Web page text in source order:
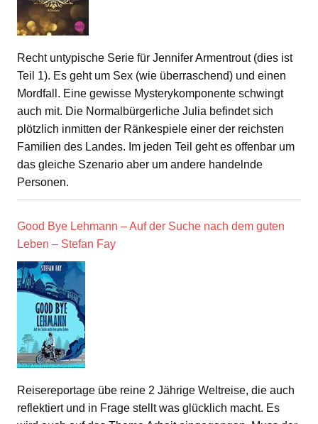
Recht untypische Serie für Jennifer Armentrout (dies ist
Teil 1). Es geht um Sex (wie überraschend) und einen
Mordfall. Eine gewisse Mysterykomponente schwingt
auch mit. Die Normalbürgerliche Julia befindet sich
plötzlich inmitten der Ränkespiele einer der reichsten
Familien des Landes. Im jeden Teil geht es offenbar um
das gleiche Szenario aber um andere handelnde
Personen.
Good Bye Lehmann – Auf der Suche nach dem guten
Leben – Stefan Fay
Reisereportage übe reine 2 Jährige Weltreise, die auch
reflektiert und in Frage stellt was glücklich macht. Es